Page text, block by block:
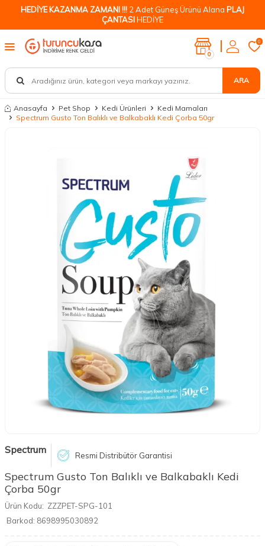
HEDİYE KAZANMA ZAMANI !!! 2 Adet Güneş Ürünü Alana PLAJ
ÇANTASIHEDİYE
ARA
0
0
Anasayfa Pet Shop Kedi Ürünleri
Kedi Mamaları
Spectrum Gusto Ton Balıklı ve Balkabaklı Kedi Çorba 50gr
Spectrum Resmi Distribütör Garantisi
Spectrum Gusto Ton Balıklı ve Balkabaklı Kedi
Çorba 50gr
Ürün Kodu: ZZZPET-SPG-101
Barkod: 8698995030892